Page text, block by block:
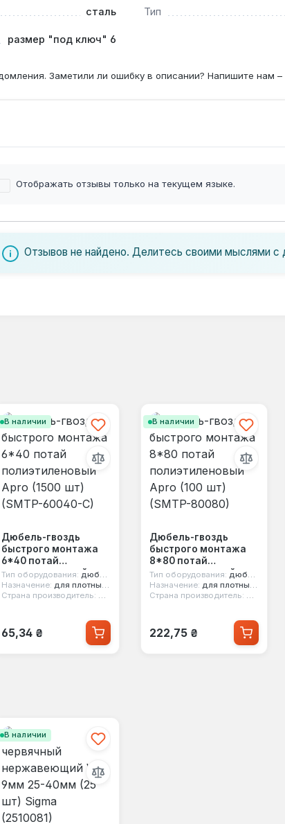
с другой стороны, что даёт возможность
сталь Тип
размер "под ключ" 6
Заметили ли ошибку в описании? Напишите нам
Отображать отзывы только на текущем языке.
Отзывов не найдено. Делитесь своими мыслями с
В наличии
Дюбель-гвоздь
быстрого монтажа
6*40 потай
полиэтиленовый
Apro (1500 шт) (SMTP-
60040-C)
Тип оборудования: дюбель
Назначение: для плотных полнотелых оснований
Страна производитель:
Обычная цена:
65,34 ₴
В наличии
Дюбель-гвоздь
быстрого монтажа
8*80 потай
полиэтиленовый
Apro (100 шт) (SMTP-
80080)
Тип оборудования: дюбель
Назначение: для плотных полнотелых оснований
Страна производитель:
Обычная цена:
222,75 ₴
В наличии